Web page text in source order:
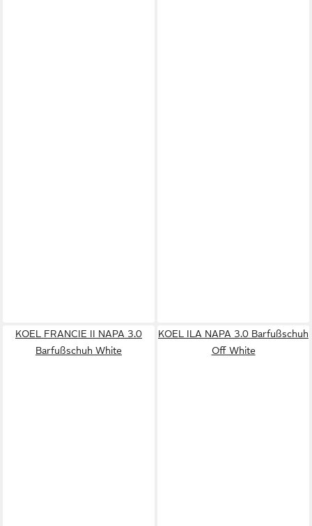
KOEL FRANCIE II NAPA 3.0
Barfußschuh White
KOEL ILA NAPA 3.0 Barfußschuh
Off White